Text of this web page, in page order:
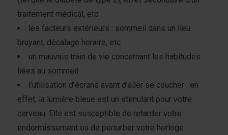
traitement médical, etc
les facteurs extérieurs : sommeil dans un lieu
bruyant, décalage horaire, etc
un mauvais train de vie concernant les habitudes
liées au sommeil
l’utilisation d’écrans avant d’aller se coucher : en
effet, la lumière bleue est un stimulant pour votre
cerveau. Elle est susceptible de retarder votre
endormissement ou de perturber votre horloge